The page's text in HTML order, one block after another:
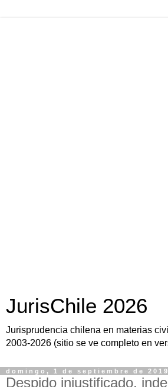
JurisChile 2026
Jurisprudencia chilena en materias
2003-2026 (sitio se ve completo en
domingo, 1 de septiembre de 2019
Despido injustificado,